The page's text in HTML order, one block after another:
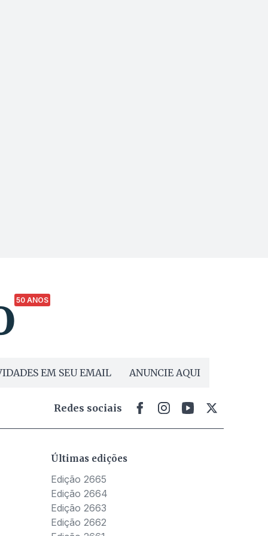
50 ANOS
EM SEU EMAIL ANUNCIE AQUI
Redes sociais
Últimas edições
Edição 2665
Edição 2664
Edição 2663
Edição 2662